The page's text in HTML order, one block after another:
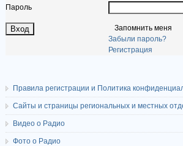
Пароль
Запомнить меня
Забыли пароль?
Регистрация
Правила регистрации и Политика
Сайты и страницы региональных и местных
Видео о Радио
Фото о Радио